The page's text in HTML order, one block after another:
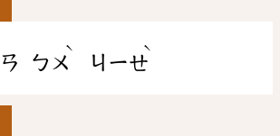
ㄅㄨ
ˋ
ㄐㄧㄝ
ˋ